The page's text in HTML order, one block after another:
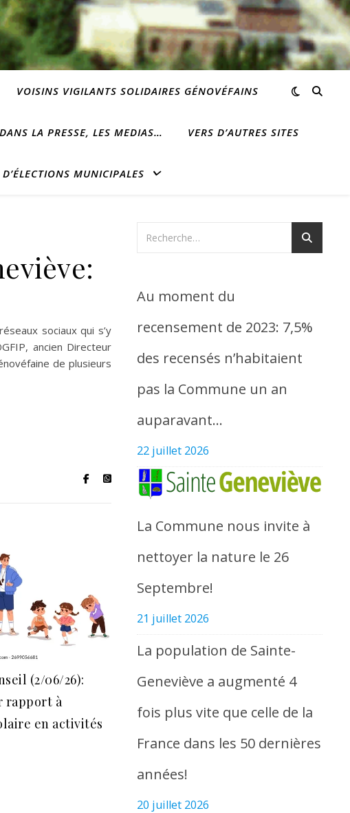
VOISINS VIGILANTS SOLIDAIRES GÉNOVÉFAINS
DANS LA PRESSE, LES MEDIAS… VERS D’AUTRES SITES
MUNICIPALES
sociaux qui s’y
ancien Directeur
de plusieurs
(2/06/26):
rapport à
en activités
Au moment du
recensement de 2023: 7,5%
des recensés n’habitaient
pas la Commune un an
auparavant…
22 juillet 2026
La Commune nous invite à
nettoyer la nature le 26
Septembre!
21 juillet 2026
La population de Sainte-
Geneviève a augmenté 4
fois plus vite que celle de la
France dans les 50 dernières
années!
20 juillet 2026